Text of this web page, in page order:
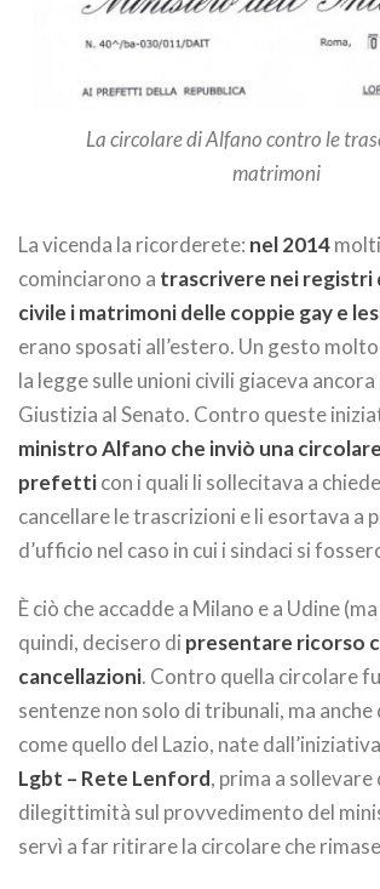
La circolare di Alfano contro le
matrimoni
La vicenda la ricorderete: nel 2014
cominciarono a trascrivere nei registri
civile i matrimoni delle coppie gay e
erano sposati all’estero. Un gesto
la legge sulle unioni civili giaceva
Giustizia al Senato. Contro queste
ministro Alfano che inviò una
prefetticon i quali li sollecitava a
cancellare le trascrizioni e li esortava a
d’ufficio nel caso in cui i sindaci si
È ciò che accadde a Milano e a Udine
quindi, decisero di presentare ricorso
cancellazioni. Contro quella circolare
sentenze non solo di tribunali, ma anche
come quello del Lazio, nate
Lgbt – Rete Lenford, prima a sollevare
dilegittimità sul provvedimento del
servì a far ritirare la circolare che